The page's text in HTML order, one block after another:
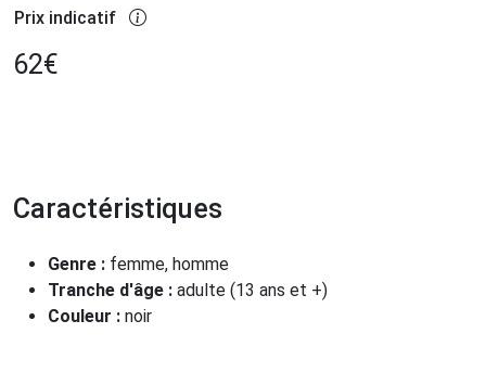
Prix indicatif
62€
Caractéristiques
Genre : femme, homme
Tranche d'âge : adulte (13 ans et +)
Couleur : noir